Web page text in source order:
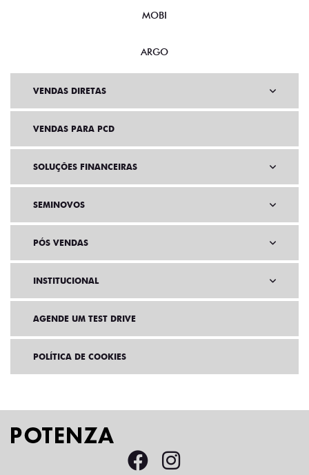
MOBI
ARGO
VENDAS DIRETAS
VENDAS PARA PCD
SOLUÇÕES FINANCEIRAS
SEMINOVOS
PÓS VENDAS
INSTITUCIONAL
AGENDE UM TEST DRIVE
POLÍTICA DE COOKIES